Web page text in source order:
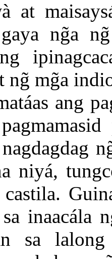
at
ng̃a
ng̃ mg̃a
ang
niyá,
inaacála
sa